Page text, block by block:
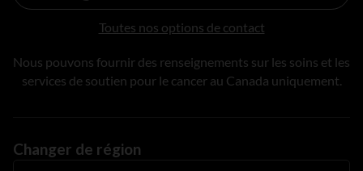
Toutes nos options de contact
Nous pouvons fournir des renseignements sur les soins et les
services de soutien pour le cancer au Canada uniquement.
Changer de région